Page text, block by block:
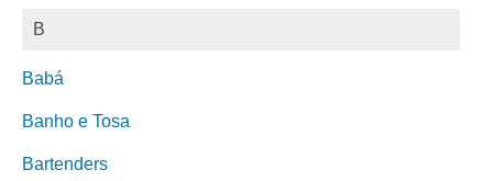
B
Babá
Banho e Tosa
Bartenders